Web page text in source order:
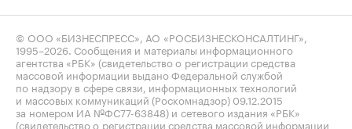
© ООО «БИЗНЕСПРЕСС», АО «РОСБИЗНЕСКОНСАЛТИНГ»,
1995–2026. Сообщения и материалы информационного
агентства «РБК» (свидетельство о регистрации средства
массовой информации выдано Федеральной службой
по надзору в сфере связи, информационных технологий
и массовых коммуникаций (Роскомнадзор) 09.12.2015
за номером ИА №ФС77-63848) и сетевого издания «РБК»
(свидетельство о регистрации средства массовой информации